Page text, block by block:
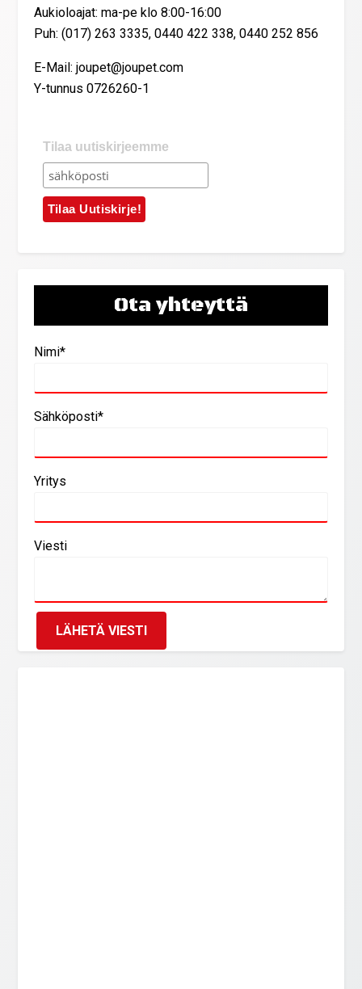
Aukioloajat: ma-pe klo 8:00-16:00
Puh: (017) 263 3335, 0440 422 338, 0440 252 856
E-Mail: joupet@joupet.com
Y-tunnus 0726260-1
Tilaa uutiskirjeemme
Ota yhteyttä
Nimi*
Sähköposti*
Yritys
Viesti